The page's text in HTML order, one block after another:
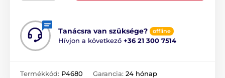
Tanácsra van szüksége? offline
Hívjon a következő +36 21 300 7514
Termékkód: P4680 Garancia: 24 hónap